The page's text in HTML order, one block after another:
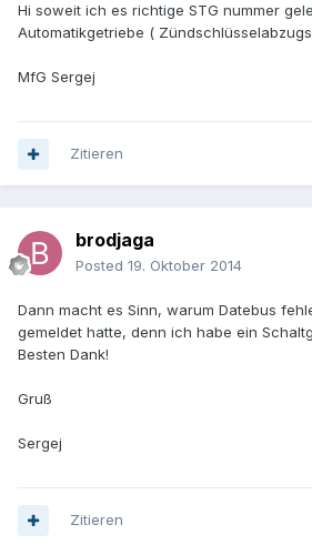
Hi soweit ich es richtige STG nummer
Automatikgetriebe (
MfG Sergej
Zitieren
brodjaga
Posted 19. Oktober 2014
Dann macht es Sinn, warum Datebus
gemeldet hatte, denn ich habe ein
Besten Dank!
Gruß
Sergej
Zitieren